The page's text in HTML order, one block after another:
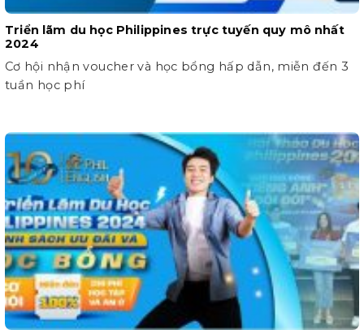
Triển lãm du học Philippines trực tuyến quy mô nhất
2024
Cơ hội nhận voucher và học bổng hấp dẫn, miễn đến 3
tuần học phí